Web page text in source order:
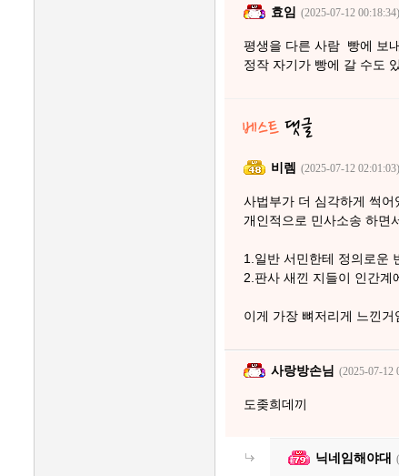
효임 (2025-07-12 00:18:34)
평생을 다른 사람 빵에 보
정작 자기가 빵에 갈 수도
비렘 (2025-07-12 02:01:03)
사법부가 더 심각하게 썩어
개인적으로 민사소송 하면
1.일반 서민한테 정의로운
2.판사 새낀 지들이 인간계
이게 가장 뼈저리게 느낀거
사랑방손님 (2025-07-12
도좆희데끼
닉네임해야대